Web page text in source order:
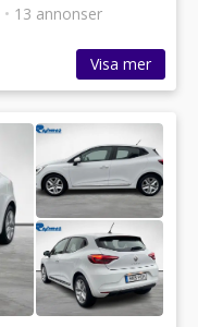
• 13 annonser
Visa mer